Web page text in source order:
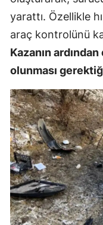
yarattı. Özellikle
araç kontrolünü
Kazanın
olunması